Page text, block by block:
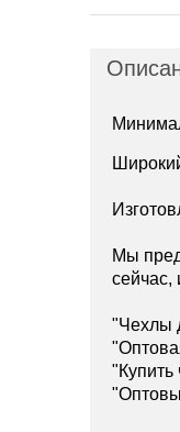
Мы
сейчас,
"Чехлы